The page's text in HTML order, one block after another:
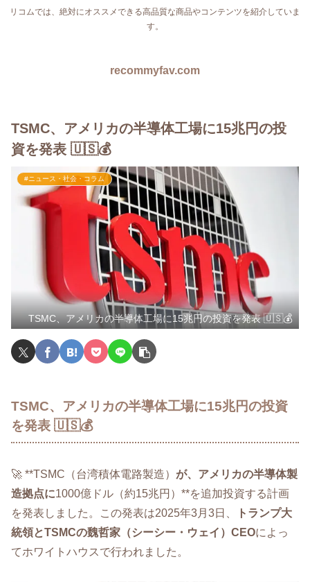
リコムでは、絶対にオススメできる高品質な商品やコンテンツを紹介していま
す。
recommyfav.com
TSMC、アメリカの半導体工場に15兆円の投
資を発表 🇺🇸💰
#ニュース・社会・コラム
TSMC、アメリカの半導体工場に15兆円の投資を発表 🇺🇸💰
TSMC、アメリカの半導体工場に15兆円の投資
を発表 🇺🇸💰
🚀 **TSMC（台湾積体電路製造） が、アメリカの半導体製
造拠点に1000億ドル（約15兆円）**を追加投資する計画
を発表しました。この発表は2025年3月3日、
トランプ大
統領とTSMCの魏哲家（シーシー・ウェイ）CEOによっ
てホワイトハウスで行われました。